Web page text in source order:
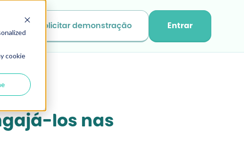
cookie
Solicitar demonstração Entrar
los nas